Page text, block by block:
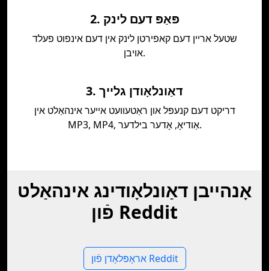
2. פּאַפּ דעם לינק
שטעל אריין דעם קאפירטן לינק אין דעם אינפוט פעלד
אויבן.
3. דאַונלאָודן גלייך
דריקט דעם קנעפּל און ראַטעוועט אייער אינהאַלט אין
MP3, MP4, אַודיאָ, אָדער בילדער.
אָנהייבן דאַונלאָודינג אינהאַלט
פֿון Reddit
אראָפּלאָדן פֿון Reddit